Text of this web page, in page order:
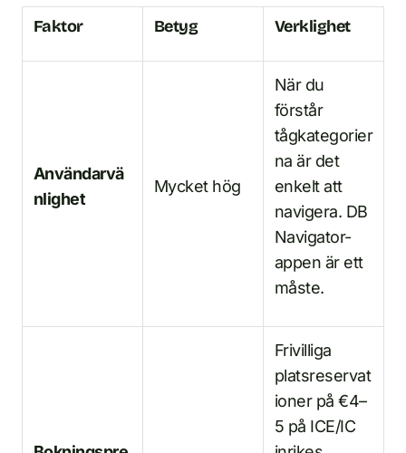
Faktor Betyg Verklighet
Användarvä
nlighet
Mycket hög
När du
förstår
tågkategorier
na är det
enkelt att
navigera. DB
Navigator-
appen är ett
måste.
Frivilliga
platsreservat
ioner på €4–
5 på ICE/IC